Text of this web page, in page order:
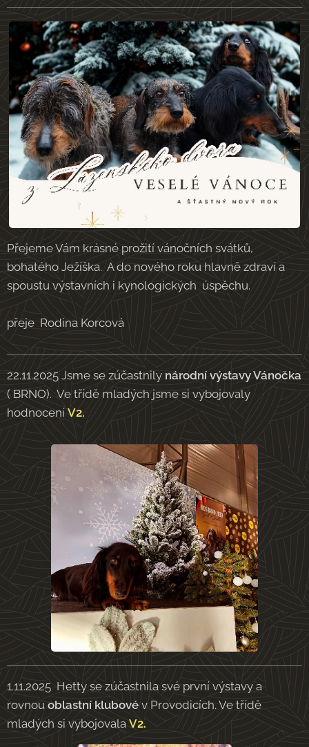
Přejeme Vám krásné prožití vánočních svátků,
bohatého Ježíška. A do nového roku hlavně zdraví a
spoustu výstavních i kynologických úspěchu.
přeje Rodina Korcová
22.11.2025 Jsme se zúčastnily národní výstavy Vánočka
( BRNO). Ve třídě mladých jsme si vybojovaly
hodnocení V2.
1.11.2025 Hetty se zúčastnila své první výstavy a
rovnou oblastní klubové v Provodicích. Ve třídě
mladých si vybojovala V2.